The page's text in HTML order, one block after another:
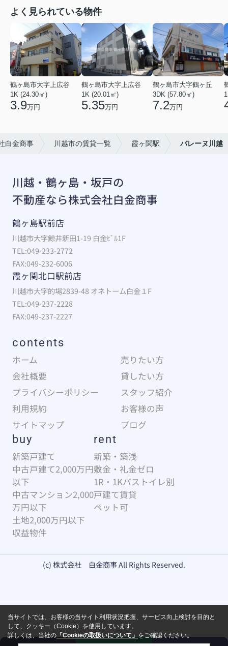
よく見られている物件
鶴ヶ島市大字上広谷
1K (24.30㎡)
3.9万円
鶴ヶ島市大字上広谷
1K (20.01㎡)
5.35万円
鶴ヶ島市大字鶴ヶ丘
3DK (57.80㎡)
7.2万円
白金商事 川越市の賃貸一覧 霞ヶ関駅 バレーヌ川越
川越・鶴ヶ島・坂戸の
不動産なら株式会社白金商事
鶴ヶ島駅前店
川越市大字鯨井新田1-19 白金ﾋﾞﾙ1F
TEL:049-233-2772
FAX:049-232-6006
霞ヶ関北口駅前店
川越市大字的場2839-48 オネトーム白金１F
TEL:049-237-2228
FAX:049-237-2227
contents
ホーム
売りたい方
会社概要
貸したい方
プライバシーポリシー
スタッフ紹介
利用規約
お客様の声
サイトマップ
ブログ
buy
新築戸建て
中古戸建て2,000万円
以下
中古マンション2,000
万円以下
土地2,000万円以下
収益物件
rent
新築・築浅
敷金・礼金ゼロ
1R・1Kバストイレ別
戸建て賃貸
ペット可
(c) 株式会社 白金商事 All Rights Reserved.
当サイトでは、お客様の当サイト利用状況把握、サービス向上検討を目的と
して、クッキー（Cookie）を使用しています。
詳しくは、当社の 「Cookieの取扱いについて」 をご確認ください。